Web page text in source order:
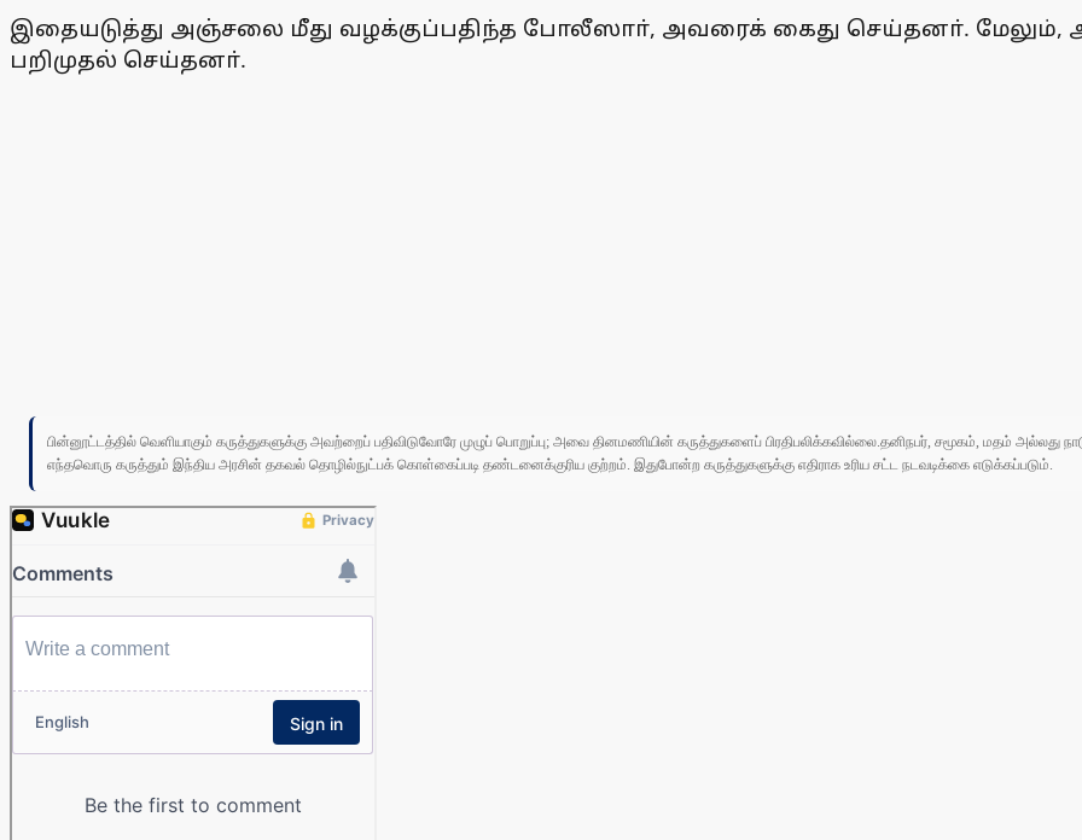
இதையடுத்து அஞ்சலை மீது வழக்குப்பதிந்த போலீஸாா், அவரைக் கைது செய்தனா். மேலும்,
பறிமுதல் செய்தனா்.
பின்னூட்டத்தில் வெளியாகும் கருத்துகளுக்கு அவற்றைப் பதிவிடுவோரே முழுப் பொறுப்பு; அவை தினமணியின் கருத்துகளைப் பிரதிபலிக்கவில்லை.தனிநபர், சமூகம், மதம் அல்லது
எந்தவொரு கருத்தும் இந்திய அரசின் தகவல் தொழில்நுட்பக் கொள்கைப்படி தண்டனைக்குரிய குற்றம். இதுபோன்ற கருத்துகளுக்கு எதிராக உரிய சட்ட நடவடிக்கை எடுக்கப்படும்.